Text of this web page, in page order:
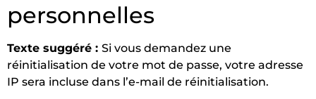
personnelles
Texte suggéré : Si vous demandez une
réinitialisation de votre mot de passe, votre adresse
IP sera incluse dans l’e-mail de réinitialisation.